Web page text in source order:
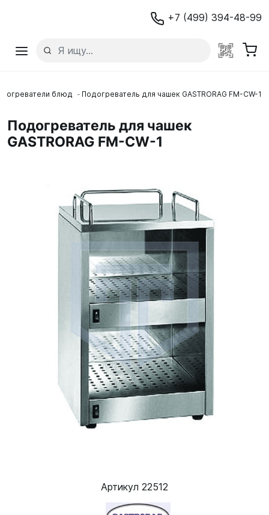
+7 (499) 394-48-99
блюд Подогреватель для чашек GASTRORAG FM-CW-1
Подогреватель для чашек
GASTRORAG FM-CW-1
Артикул 22512